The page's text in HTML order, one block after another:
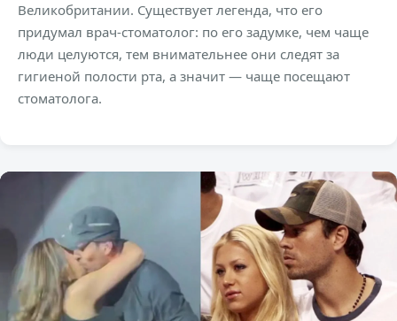
Великобритании. Существует легенда, что его
придумал врач-стоматолог: по его задумке, чем чаще
люди целуются, тем внимательнее они следят за
гигиеной полости рта, а значит — чаще посещают
стоматолога.